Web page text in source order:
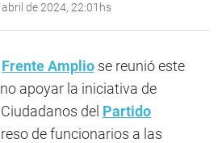
abril de 2024, 22:01hs
Frente Amplio se reunió este
apoyar la iniciativa de
del Partido
de funcionarios a las